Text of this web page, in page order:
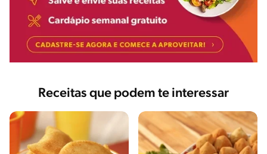
Receitas que podem te interessar